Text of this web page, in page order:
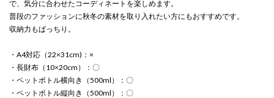
で、気分に合わせたコーディネートを楽しめます。
普段のファッションに秋冬の素材を取り入れたい方にもおすすめです。
収納力もばっちり。
・A4対応（22×31cm)：×
・長財布（10×20cm）：〇
・ペットボトル横向き（500ml）：〇
・ペットボトル縦向き（500ml）：〇